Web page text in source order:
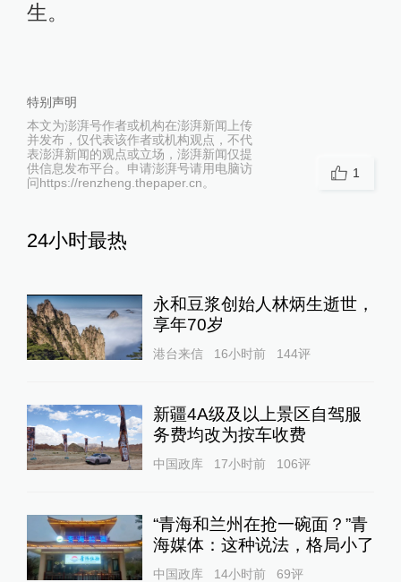
生。
特别声明
本文为澎湃号作者或机构在澎湃新闻上传
并发布，仅代表该作者或机构观点，不代
表澎湃新闻的观点或立场，澎湃新闻仅提
供信息发布平台。申请澎湃号请用电脑访
问https://renzheng.thepaper.cn。
1
24小时最热
永和豆浆创始人林炳生逝世，
享年70岁
港台来信 16小时前 144评
新疆4A级及以上景区自驾服
务费均改为按车收费
中国政库 17小时前 106评
“青海和兰州在抢一碗面？”青
海媒体：这种说法，格局小了
中国政库 14小时前 69评